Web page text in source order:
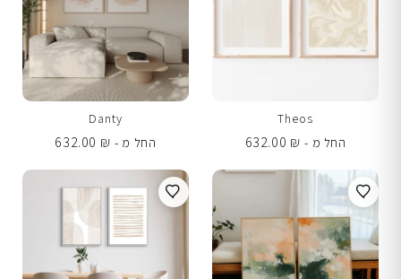
Theos
החל מ -
632.00 ₪
Danty
החל מ -
632.00 ₪